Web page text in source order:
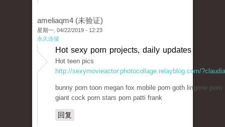
ameliaqm4 (未验证)
星期一, 04/22/2019 - 12:23
永久连接
Hot sexy porn projects, daily updates
Hot teen pics
http://sexymovieactor.photocollage.relayblog.com/?claudia
bunny porn toon megan fox mobile porn goth lingerie porn
giant cock porn stars porn patti frank
回复